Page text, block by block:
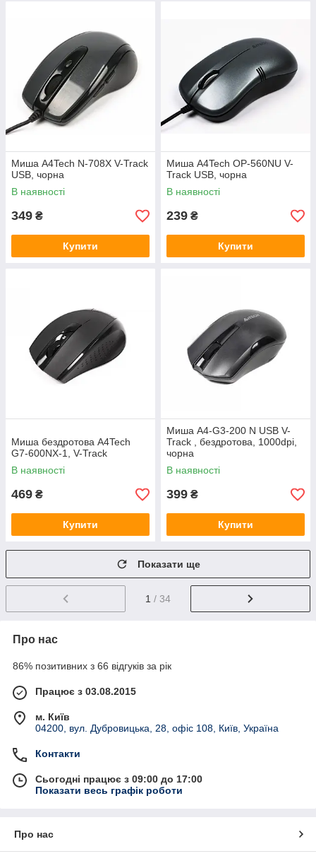
Миша A4Tech N-708X V-Track
USB, чорна
В наявності
349 ₴
Купити
Миша A4Tech OP-560NU V-
Track USB, чорна
В наявності
239 ₴
Купити
Миша бездротова A4Tech
G7-600NX-1, V-Track
В наявності
469 ₴
Купити
Миша A4-G3-200 N USB V-
Track , бездротова, 1000dpi,
чорна
В наявності
399 ₴
Купити
Показати ще
1 / 34
Про нас
86% позитивних з 66 відгуків за рік
Працює з 03.08.2015
м. Київ
04200, вул. Дубровицька, 28, офіс 108, Київ, Україна
Контакти
Сьогодні працює з 09:00 до 17:00
Показати весь графік роботи
Про нас